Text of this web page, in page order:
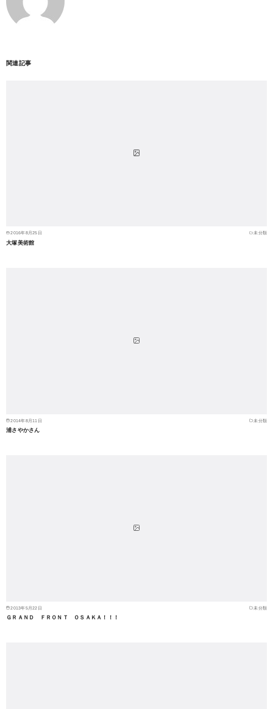
関連記事
2016年8月25日 未分類
大塚美術館
2014年8月11日 未分類
浦さやかさん
2013年5月22日 未分類
ＧＲＡＮＤ ＦＲＯＮＴ ＯＳＡＫＡ！！！